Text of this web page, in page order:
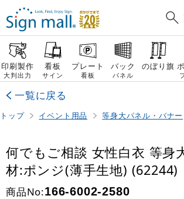
印刷製作
大判出力
看板
サイン
プレート
看板
バック
パネル
のぼり旗
一覧に戻る
トップ イベント用品 等身大パネル・バナー
何でもご相談 女性白衣 等身
材:ポンジ(薄手生地) (62244)
商品No:166-6002-2580